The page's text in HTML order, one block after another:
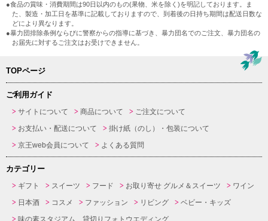
●食品の賞味・消費期間は90日以内のもの(果物、米を除く)を明記しております。ま
た、製造・加工日を基準に記載しておりますので、到着後の日持ち期間は配送日数な
どにより異なります。
●暴力団排除条例ならびに警察からの指導に基づき、暴力団名でのご注文、暴力団名の
お届先に対するご注文はお受けできません。
TOPページ
ご利用ガイド
サイトについて 商品について
ご注文について
お支払い・配送について
掛け紙（のし）・包装について
京王web会員について
よくある質問
カテゴリー
ギフト スイーツ フード お取り寄せ グルメ＆スイーツ
ワイン
日本酒
コスメ ファッション リビング
ベビー・キッズ